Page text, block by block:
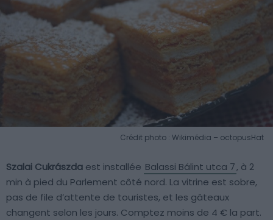
Crédit photo : Wikimédia – octopusHat
Szalai Cukrászda est installée Balassi Bálint utca 7, à 2
min à pied du Parlement côté nord. La vitrine est sobre,
pas de file d’attente de touristes, et les gâteaux
changent selon les jours. Comptez moins de 4 € la part.